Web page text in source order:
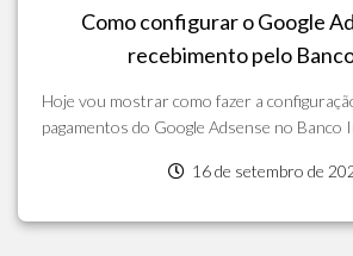
Como configurar o Google
recebimento pelo
Hoje vou mostrar como fazer a
pagamentos do Google Adsense no Banco
16 de setembro de